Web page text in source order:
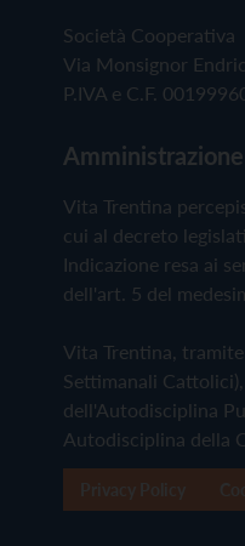
Società Cooperativa
Via Monsignor
P.IVA e C.F.
Vita Trentina
cui al decreto
Indicazione resa ai
dell'art. 5 del
Vita Trentina,
Settimanali
dell'Autodisciplina
Autodisciplina della